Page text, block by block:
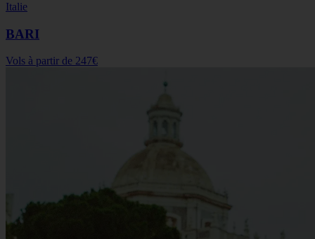
Italie
BARI
Vols à partir de 247€